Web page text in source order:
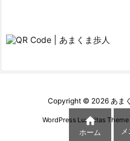
Copyright © 2026 あま
WordPress Luxeritas

ホーム